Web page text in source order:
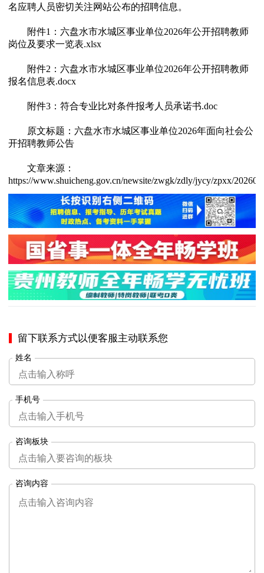
名应聘人员密切关注网站公布的招聘信息。
附件1： 六盘水市水城区事业单位2026年公开招聘教师
岗位及要求一览表.xlsx
附件2：六盘水市水城区事业单位2026年公开招聘教师
报名信息表.docx
附件3：符合专业比对条件报考人员承诺书.doc
原文标题：六盘水市水城区事业单位2026年面向社会公
开招聘教师公告
文章来源：
https://www.shuicheng.gov.cn/newsite/zwgk/zdly/jycy/zpxx/
留下联系方式以便客服主动联系您
姓名
手机号
咨询板块
咨询内容